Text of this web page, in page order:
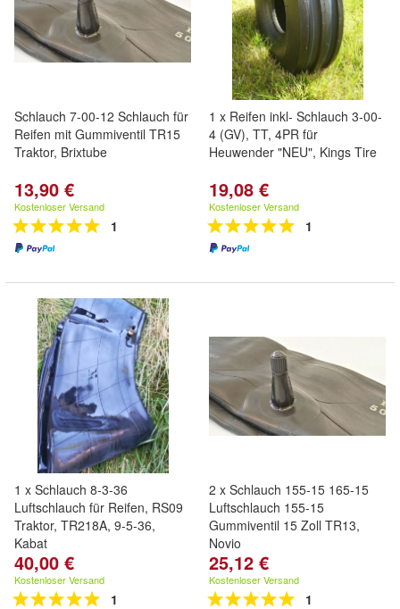
Schlauch 7-00-12 Schlauch für
Reifen mit Gummiventil TR15
Traktor, Brixtube
13,90 €
Kostenloser Versand
1
1 x Reifen inkl- Schlauch 3-00-
4 (GV), TT, 4PR für
Heuwender "NEU", Kings Tire
19,08 €
Kostenloser Versand
1
1 x Schlauch 8-3-36
Luftschlauch für Reifen, RS09
Traktor, TR218A, 9-5-36,
Kabat
40,00 €
Kostenloser Versand
1
2 x Schlauch 155-15 165-15
Luftschlauch 155-15
Gummiventil 15 Zoll TR13,
Novio
25,12 €
Kostenloser Versand
1